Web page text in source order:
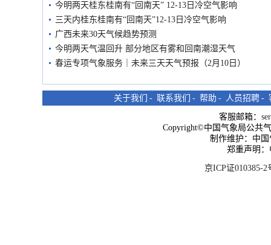
今明两天桂东桂南有“回南天” 12-13日冷空气影响
三天内桂东桂南有“回南天”12-13日冷空气影响
广西未来30天气候趋势预测
今明两天气温回升 部分地区有雾和回南潮湿天气
春运专项气象服务｜未来三天天气预报（2月10日）
关于我们 - 联系我们 - 帮助 - 人员招聘 -
客服邮箱：
Copyright©中国气象局公共
制作维护：中
郑重声明
京ICP证010385-2